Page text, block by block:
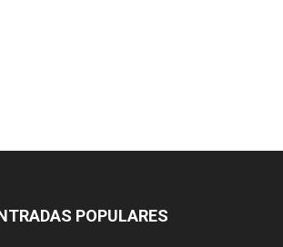
POPULARES